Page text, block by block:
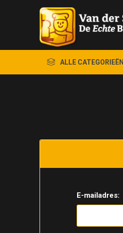
ALLE CATEGORIEËN
E-mailadres: